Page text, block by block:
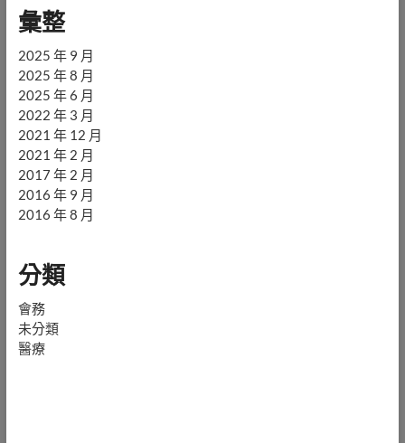
彙整
2025 年 9 月
2025 年 8 月
2025 年 6 月
2022 年 3 月
2021 年 12 月
2021 年 2 月
2017 年 2 月
2016 年 9 月
2016 年 8 月
分類
會務
未分類
醫療